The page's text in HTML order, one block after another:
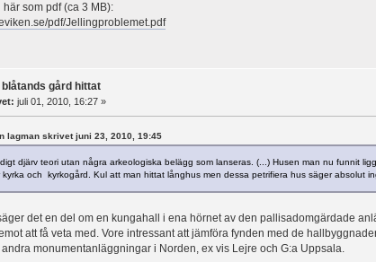
här som pdf (ca 3 MB):
pdf/Jellingproblemet.pdf
blåtands gård hittat
juli 01, 2010, 16:27 »
lagman skrivet juni 23, 2010, 19:45
djärv teori utan några arkeologiska belägg som lanseras. (...) Husen man nu funnit
och kyrkogård. Kul att man hittat långhus men dessa petrifiera hus säger absolut
det en del om en kungahall i ena hörnet av den pallisadomgärdade
att få veta med. Vore intressant att jämföra fynden med de
monumentanläggningar i Norden, ex vis Lejre och G:a Uppsala.